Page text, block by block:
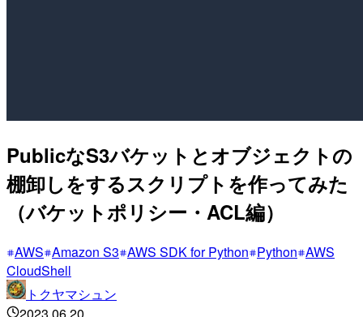
PublicなS3バケットとオブジェクトの
棚卸しをするスクリプトを作ってみた
（バケットポリシー・ACL編）
AWS Amazon S3 AWS SDK for Python Python AWS
CloudShell
トクヤマシュン
2023.06.20